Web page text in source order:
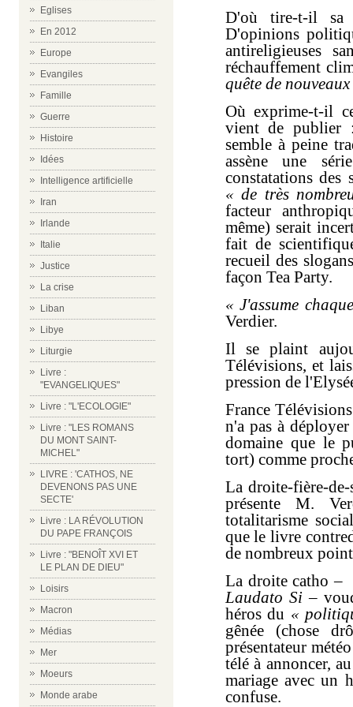
Eglises
En 2012
Europe
Evangiles
Famille
Guerre
Histoire
Idées
Intelligence artificielle
Iran
Irlande
Italie
Justice
La crise
Liban
Libye
Liturgie
Livre :
"EVANGELIQUES"
Livre : "L'ECOLOGIE"
Livre : "LES ROMANS
DU MONT SAINT-
MICHEL"
LIVRE : 'CATHOS, NE
DEVENONS PAS UNE
SECTE'
Livre : LA RÉVOLUTION
DU PAPE FRANÇOIS
Livre : "BENOÎT XVI ET
LE PLAN DE DIEU"
Loisirs
Macron
Médias
Mer
Moeurs
Monde arabe
D'où tire-t-il sa
D'opinions
antireligieuses
réchauffement
quête de
Où exprime-t-il
vient de publier
semble à peine
assène une
constatations des
« de très
facteur
même) serait
fait de
recueil des
façon Tea Party.
« J'assume
Verdier.
Il se plaint
Télévisions, et
pression de
France
n'a pas à
domaine que le
tort) comme
La droite-fière-de-
présente M.
totalitarisme
que le livre
de nombreux
La droite catho –
Laudato Si–
héros du «
gênée (chose
présentateur
télé à annoncer,
mariage avec un
confuse.